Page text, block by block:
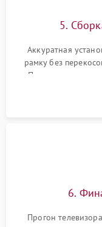
5.
Аккуратная
рамку без
Подключение
Сброс настроек и
6.
Прогон